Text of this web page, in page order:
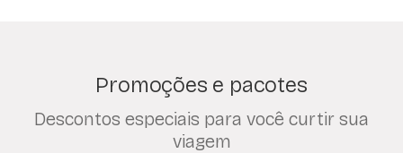
Promoções e pacotes
Descontos especiais para você curtir sua
viagem